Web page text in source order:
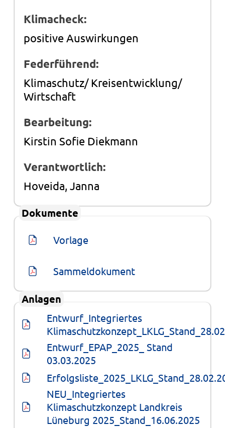
Klimacheck:
positive Auswirkungen
Federführend:
Klimaschutz/ Kreisentwicklung/
Wirtschaft
Bearbeitung:
Kirstin Sofie Diekmann
Verantwortlich:
Hoveida, Janna
Dokumente
Vorlage
Sammeldokument
Anlagen
Entwurf_Integriertes
Entwurf_EPAP_2025_ Stand
03.03.2025
NEU_Integriertes
Klimaschutzkonzept Landkreis
Lüneburg 2025_Stand_16.06.2025